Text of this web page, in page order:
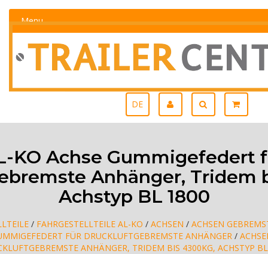
Menu
DE
KO Achse Gummigefedert
Anhänger, Tridem
Achstyp BL 1800
/ FAHRGESTELLTEILE AL-KO / ACHSEN / ACHSEN
FÜR DRUCKLUFTGEBREMSTE ANHÄNGER /
ANHÄNGER, TRIDEM BIS 4300KG, ACHSTYP